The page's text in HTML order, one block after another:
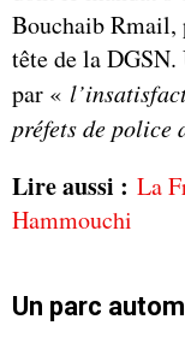
Bouchaib Rmail,
tête de la
par «
préfets de police
Lire aussi : La
Hammouchi
Un parc